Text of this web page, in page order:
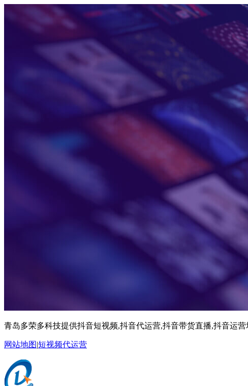
青岛多荣多科技提供抖音短视频,抖音代运营,抖音带货直播,抖音运
网站地图|短视频代运营